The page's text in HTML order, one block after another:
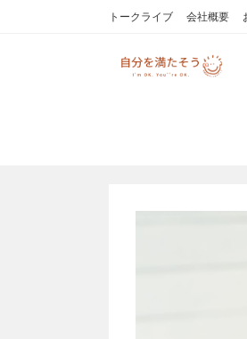
トークライブ 会社概要